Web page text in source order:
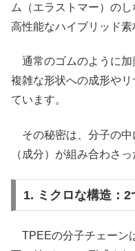
ム（エラストマー）の
高性能なハイブリッド素
通常のゴムのように加
複雑な形状への成形や
ています。
その秘密は、分子の中
（成分）が組み合わさ
1. ミクロな構造：
TPEEの分子チェーン